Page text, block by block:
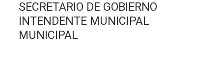
SECRETARIO DE GOBIERNO
INTENDENTE MUNICIPAL
MUNICIPAL